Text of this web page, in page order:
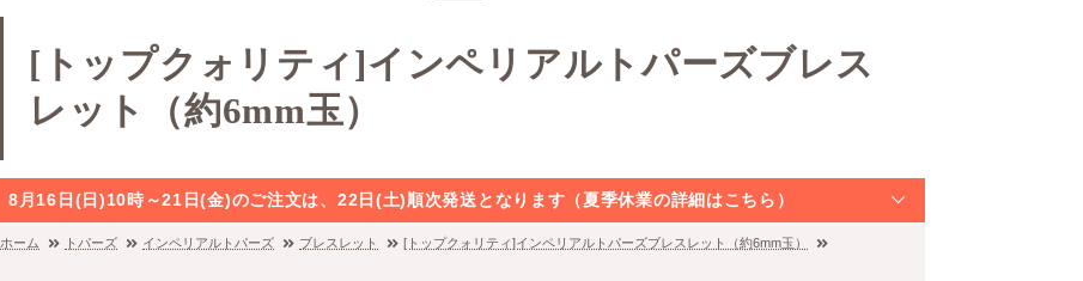
[トップクォリティ]インペリアルトパーズブレス
レット（約6mm玉）
8月16日(日)10時～21日(金)のご注文は、22日(土)順次発送となります（夏季休業の詳細はこちら）
ホーム トパーズ インペリアルトパーズ ブレスレット [トップクォリティ]インペリアルトパーズブレスレット（約6mm玉）